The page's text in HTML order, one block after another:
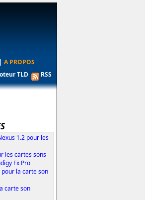
| A PROPOS
TLD RSS
1.2 pour les
les cartes sons
Fx Pro
la carte son
carte son